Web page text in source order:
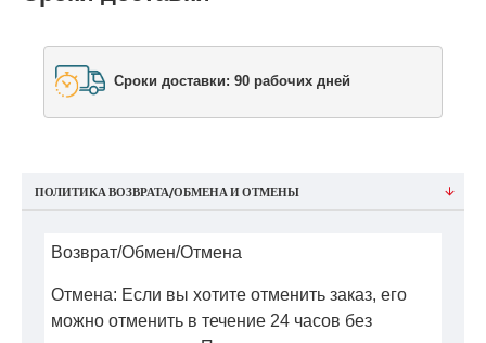
Сроки доставки: 90 рабочих дней
ПОЛИТИКА ВОЗВРАТА/ОБМЕНА И ОТМЕНЫ
Возврат/Обмен/Отмена
Отмена: Если вы хотите отменить заказ, его
можно отменить в течение 24 часов без